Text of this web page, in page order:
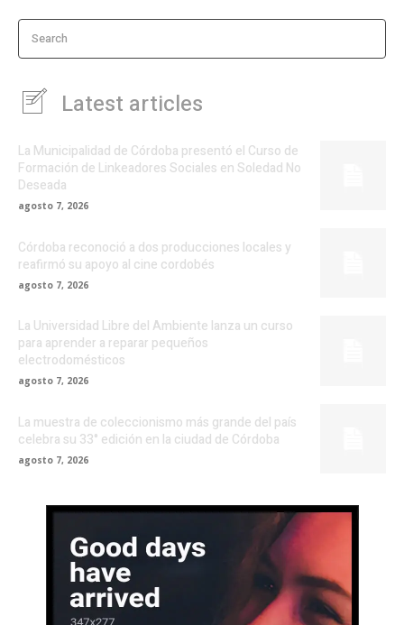
Search
Latest articles
La Municipalidad de Córdoba presentó el Curso de
Formación de Linkeadores Sociales en Soledad No
Deseada
agosto 7, 2026
Córdoba reconoció a dos producciones locales y
reafirmó su apoyo al cine cordobés
agosto 7, 2026
La Universidad Libre del Ambiente lanza un curso
para aprender a reparar pequeños
electrodomésticos
agosto 7, 2026
La muestra de coleccionismo más grande del país
celebra su 33° edición en la ciudad de Córdoba
agosto 7, 2026